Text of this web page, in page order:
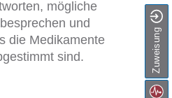
Zuweisung
mögliche
und
die Medikamente
sind.